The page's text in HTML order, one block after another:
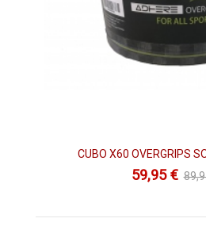
CUBO X60 OVERGRIPS
59,95 €